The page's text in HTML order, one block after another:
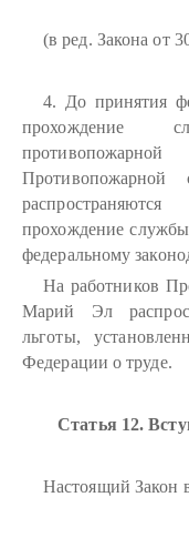
(в ред. Закона от
4. До принятия
прохождение
прохождение
федеральному
На работников
Марий Эл
льготы,
Федерации о труде.
Статья 12.
Настоящий Закон